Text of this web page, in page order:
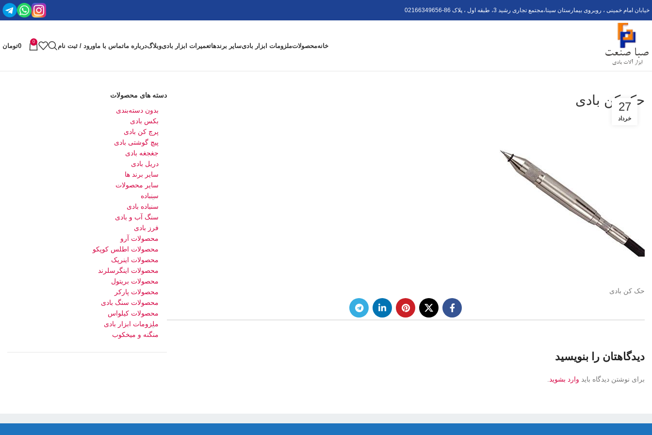
خیابان امام خمینی ، روبروی بیمارستان سینا،مجتمع تجاری رشید 3، طبقه اول ، پلاک 6 02166349656-8
خانهمحصولاتملزومات ابزار بادیسایر برندهاتعمیرات ابزار بادیوبلاگدرباره ماتماس با ماورود / ثبت نام
0
0تومان
حک کن بادی
27
خرداد
حک کن بادی
دیدگاهتان را بنویسید
برای نوشتن دیدگاه باید وارد بشوید
دسته های محصولات
بدون دسته‌بندی
بکس بادی
پرچ کن بادی
پیچ گوشتی بادی
جغجغه بادی
دریل بادی
سایر برند ها
سایر محصولات
سنباده
سنباده بادی
سنگ آب و بادی
فرز بادی
محصولات آرو
محصولات اطلس کوپکو
محصولات اینرپک
محصولات اینگرسلرند
محصولات بریتول
محصولات پارکر
محصولات سنگ بادی
محصولات کیلواس
ملزومات ابزار بادی
منگنه و میخکوب